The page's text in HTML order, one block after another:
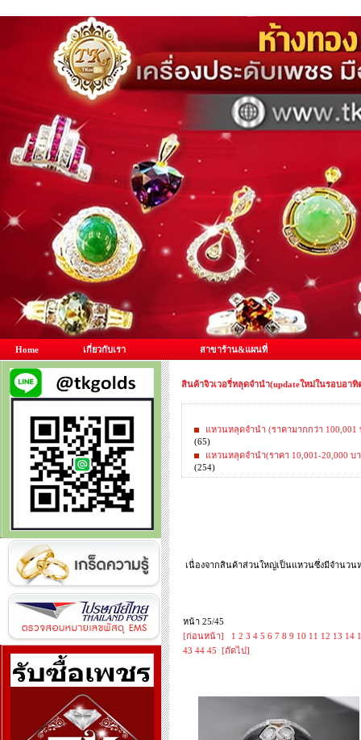
Home เกี่ยวกับเรา สาขาร้าน&แผนที่
สินค้าจิวเวอรี่หลุดจำนำ(updateใหม่ในรอบอาทิ
แหวนหลุดจำนำ (ราคามากกว่า 100,001
(65)
แหวนหลุดจำนำ(ราคา 10,001-20,000 บ
(254)
เนื่องจากสินค้าส่วนใหญ่เป็นแหวนซึ่งมีจำนวน
หน้า 25/45
[ก่อนหน้า]
1 2 3 4 5 6 7 8 9 10 11 12 13 14
43 44 45 [ถัดไป]